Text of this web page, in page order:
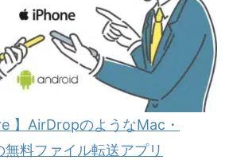
】AirDropのようなMac・
料ファイル転送アプリ